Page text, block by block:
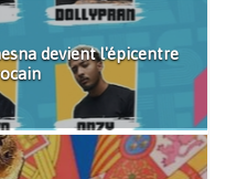
devient l'épicentre